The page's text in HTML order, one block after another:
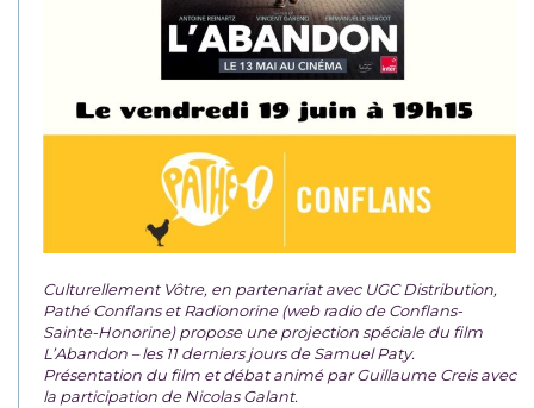
Culturellement Vôtre, en partenariat avec UGC Distribution,
Pathé Conflans et Radionorine (web radio de Conflans-
Sainte-Honorine) propose une projection spéciale du film
L’Abandon – les 11 derniers jours de Samuel Paty.
Présentation du film et débat animé par Guillaume Creis avec
la participation de Nicolas Galant.